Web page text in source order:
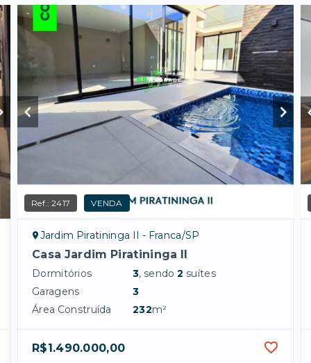
Ref.:2417 VENDA
Jardim Piratininga II - Franca/SP
Casa Jardim Piratininga II
Dormitórios 3, sendo2 suítes
Garagens
3
Área Construída
232m²
R$1.490.000,00